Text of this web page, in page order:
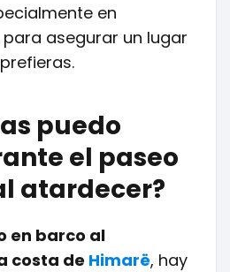
en
asegurar un lugar
puedo
el paseo
atardecer?
en barco al
costa de Himarë, hay